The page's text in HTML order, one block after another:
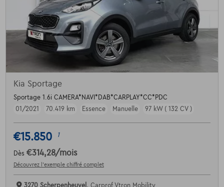
Kia Sportage
Sportage 1.6i CAMERA*NAVI*DAB*CARPLAY*CC*PDC
01/2021
70.419 km Essence Manuelle 97 kW ( 132 CV )
€15.850 1
Dès €314,28/mois
Découvrez l’exemple chiffré complet